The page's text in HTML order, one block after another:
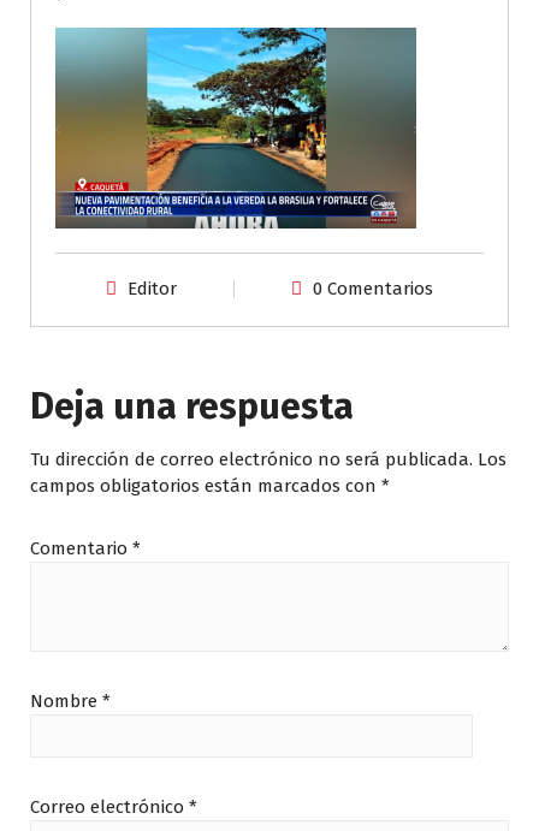
Editor 0 Comentarios
Deja una respuesta
Tu dirección de correo electrónico no será publicada. Los
campos obligatorios están marcados con *
Comentario *
Nombre *
Correo electrónico *